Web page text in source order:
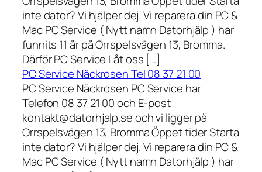
inte dator? Vi hjälper dej. Vi reparera din PC &
Mac PC Service ( Nytt namn Datorhjälp ) har
funnits 11 år på Orrspelsvägen 13, Bromma.
Därför PC Service Låt oss […]
PC Service Näckrosen Tel 08 37 21 00
PC Service Näckrosen PC Service har
Telefon 08 37 21 00 och E-post
kontakt@datorhjalp.se och vi ligger på
Orrspelsvägen 13, Bromma Öppet tider Starta
inte dator? Vi hjälper dej. Vi reparera din PC &
Mac PC Service ( Nytt namn Datorhjälp ) har